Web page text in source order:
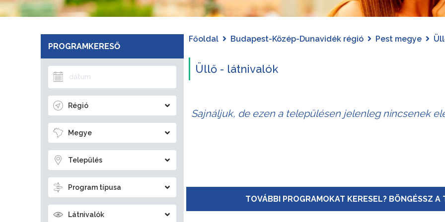
PROGRAMKERESŐ
Régió
Megye
Település
Program típusa
Látnivalók
Főoldal Budapest-Közép-Dunavidék régió Pest megye
Üllő - látnivalók
Sajnáljuk, de ezen a településen jelenleg nincsenek
TOVÁBBI PROGRAMOKAT KERESEL? BÖNGÉSSZ